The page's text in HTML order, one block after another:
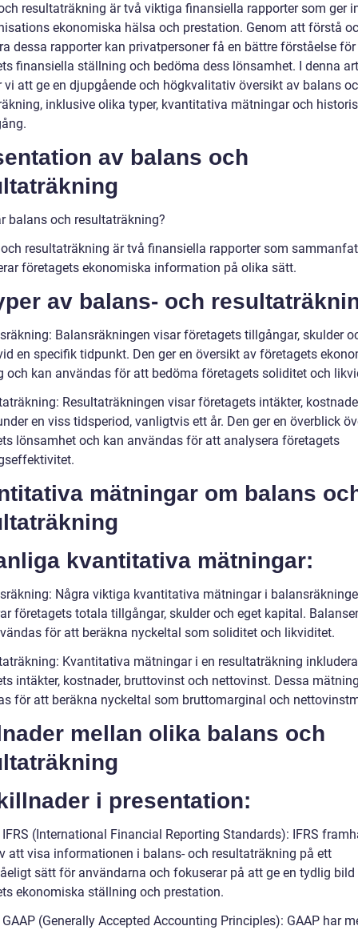
resultaträkning är två viktiga finansiella rapporter som ger
ekonomiska hälsa och prestation. Genom att förstå
dessa rapporter kan privatpersoner få en bättre förståelse för
finansiella ställning och bedöma dess lönsamhet. I denna
vi att ge en djupgående och högkvalitativ översikt av balans
inklusive olika typer, kvantitativa mätningar och
av balans och
balans och resultaträkning?
resultaträkning är två finansiella rapporter som
företagets ekonomiska information på olika sätt.
av balans- och
Balansräkningen visar företagets tillgångar, skulder
en specifik tidpunkt. Den ger en översikt av företagets
och kan användas för att bedöma företagets soliditet och
Resultaträkningen visar företagets intäkter,
en viss tidsperiod, vanligtvis ett år. Den ger en överblick
lönsamhet och kan användas för att analysera företagets
mätningar om balans
kvantitativa mätningar:
Några viktiga kvantitativa mätningar i
företagets totala tillgångar, skulder och eget kapital.
för att beräkna nyckeltal som soliditet och likviditet.
Kvantitativa mätningar i en resultaträkning
intäkter, kostnader, bruttovinst och nettovinst. Dessa
för att beräkna nyckeltal som bruttomarginal och
mellan olika balans och
i presentation:
(International Financial Reporting Standards): IFRS
att visa informationen i balans- och resultaträkning på ett
sätt för användarna och fokuserar på att ge en tydlig bild
ekonomiska ställning och prestation.
(Generally Accepted Accounting Principles): GAAP har